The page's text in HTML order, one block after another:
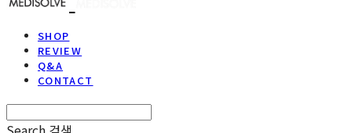
SHOP
REVIEW
Q&A
CONTACT